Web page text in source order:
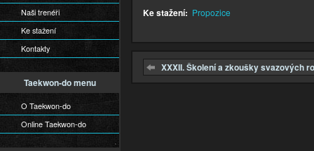
Naši trenéři
Ke stažení
Kontakty
Taekwon-do menu
O Taekwon-do
Online Taekwon-do
Ke stažení: Propozice
XXXII. Školení a zkoušky svazových